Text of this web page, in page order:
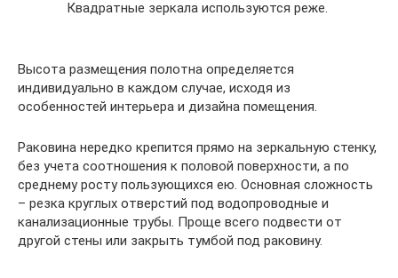
Квадратные зеркала используются реже.
Высота размещения полотна определяется
индивидуально в каждом случае, исходя из
особенностей интерьера и дизайна помещения.
Раковина нередко крепится прямо на зеркальную стенку,
без учета соотношения к половой поверхности, а по
среднему росту пользующихся ею. Основная сложность
– резка круглых отверстий под водопроводные и
канализационные трубы. Проще всего подвести от
другой стены или закрыть тумбой под раковину.